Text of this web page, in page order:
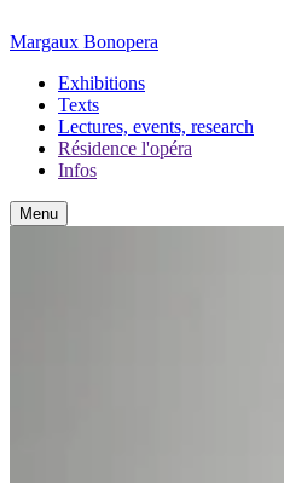
Margaux Bonopera
Exhibitions
Texts
Lectures, events, research
Résidence l'opéra
Infos
Menu